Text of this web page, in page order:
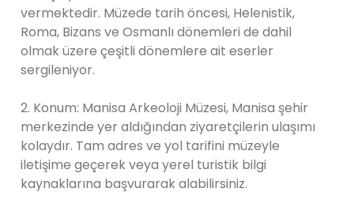
vermektedir. Müzede tarih öncesi, Helenistik,
Roma, Bizans ve Osmanlı dönemleri de dahil
olmak üzere çeşitli dönemlere ait eserler
sergileniyor.
2. Konum: Manisa Arkeoloji Müzesi, Manisa şehir
merkezinde yer aldığından ziyaretçilerin ulaşımı
kolaydır. Tam adres ve yol tarifini müzeyle
iletişime geçerek veya yerel turistik bilgi
kaynaklarına başvurarak alabilirsiniz.